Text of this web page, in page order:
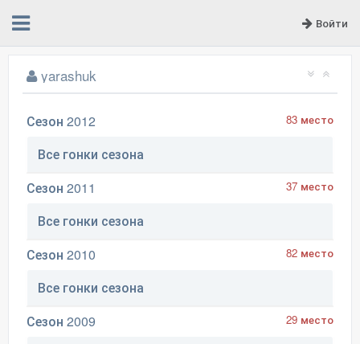
Войти
yarashuk
Сезон 2012 83 место
Все гонки сезона
Сезон 2011
37 место
Все гонки сезона
Сезон 2010
82 место
Все гонки сезона
Сезон 2009
29 место